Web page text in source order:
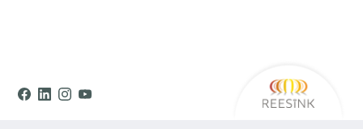
Facebook
LinkedinInstagram
Youtube